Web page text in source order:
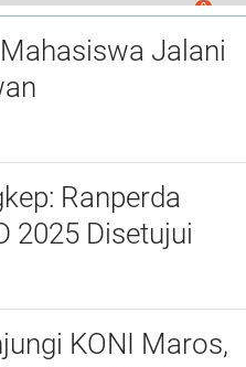
dan Sedekah
0
Jalani
Ranperda
2025 Disetujui
KONI Maros,